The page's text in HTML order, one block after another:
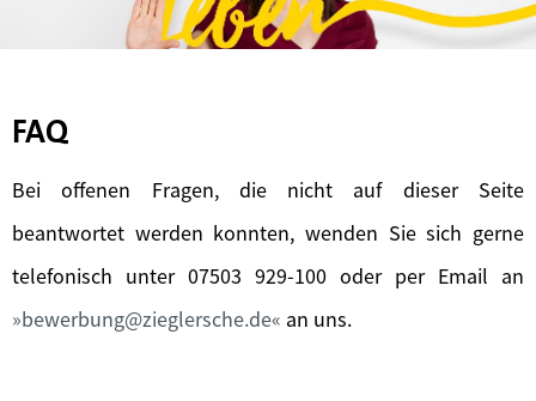
FAQ
Bei offenen Fragen, die nicht auf dieser Seite
beantwortet werden konnten, wenden Sie sich gerne
telefonisch unter 07503 929-100 oder per Email an
bewerbung@zieglersche.de an uns.